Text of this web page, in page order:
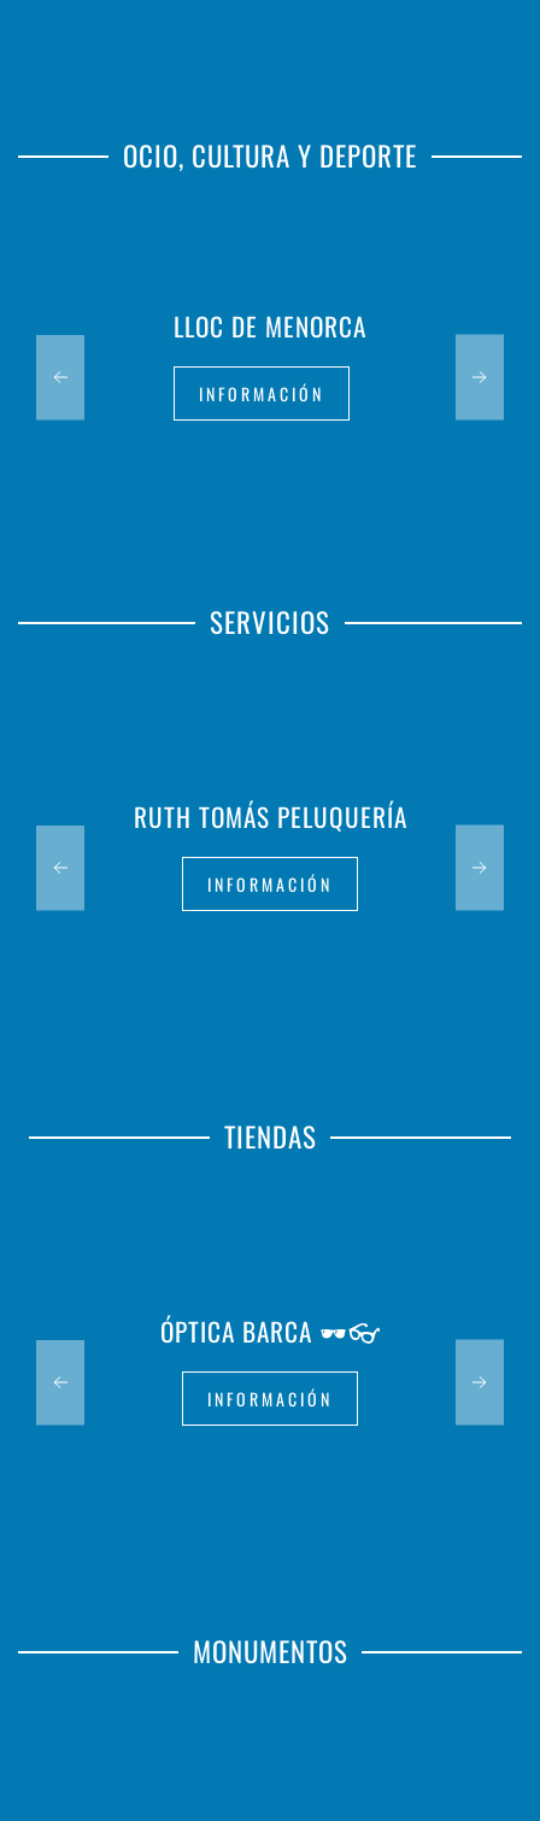
OCIO, CULTURA Y DEPORTE
LLOC DE MENORCA
INFORMACIÓN
SERVICIOS
RUTH TOMÁS PELUQUERÍA
INFORMACIÓN
TIENDAS
ÓPTICA BARCA 🕶️👓
INFORMACIÓN
MONUMENTOS